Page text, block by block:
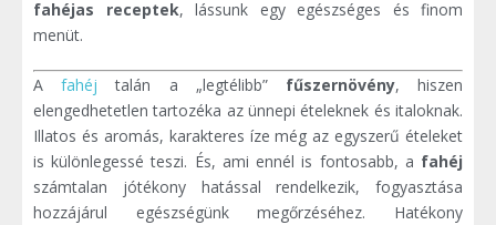
fahéjas receptek, lássunk egy egészséges és finom
menüt.
Afahéj talán a „legtélibb” fűszernövény, hiszen
elengedhetetlen tartozéka az ünnepi ételeknek és italoknak.
Illatos és aromás, karakteres íze még az egyszerű ételeket
is különlegessé teszi. És, ami ennél is fontosabb, a fahéj
számtalan jótékony hatással rendelkezik, fogyasztása
hozzájárul egészségünk megőrzéséhez. Hatékony